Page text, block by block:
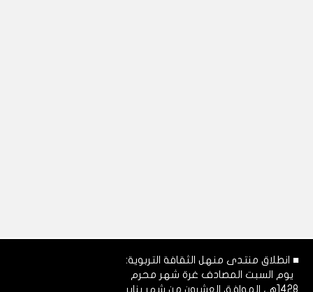
■ انطلاق منتدى منهل الثقافة التربوية:
يوم السبت المصادف غرة شهر محرم
1428هـ، الموافق العشرون من شهر يناير